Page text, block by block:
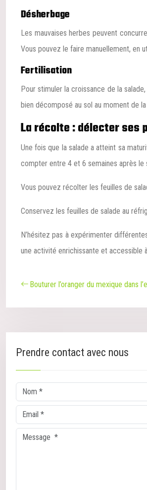
Désherbage
Les mauvaises herbes peuvent
Vous pouvez le faire manuellement, en
Fertilisation
Pour stimuler la croissance de la
bien décomposé au sol au moment de
La récolte : délecter ses
Une fois que la salade a atteint sa
compter entre 4 et 6 semaines après le
Vous pouvez récolter les feuilles de
Conservez les feuilles de salade au
N’hésitez pas à expérimenter
une activité enrichissante et accessible
Bouturer l’oranger du mexique dans
Prendre contact avec nous